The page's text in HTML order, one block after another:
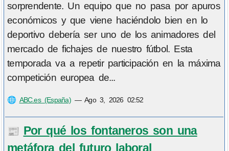
sorprendente. Un equipo que no pasa por apuros
económicos y que viene haciéndolo bien en lo
deportivo debería ser uno de los animadores del
mercado de fichajes de nuestro fútbol. Esta
temporada va a repetir participación en la máxima
competición europea de...
🌐 ABC.es (España)—Ago 3, 2026 02:52
📰 Por qué los fontaneros son una
metáfora del futuro laboral